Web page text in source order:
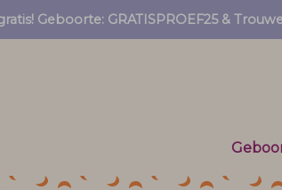
Geboorte: GRATISPROEF25 &